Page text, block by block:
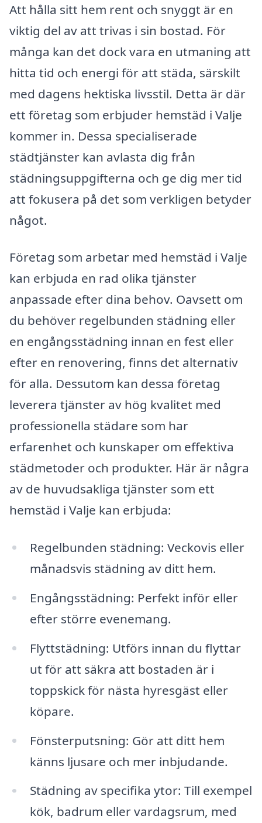
Att hålla sitt hem rent och snyggt är en
viktig del av att trivas i sin bostad. För
många kan det dock vara en utmaning att
hitta tid och energi för att städa, särskilt
med dagens hektiska livsstil. Detta är där
ett företag som erbjuder hemstäd i Valje
kommer in. Dessa specialiserade
städtjänster kan avlasta dig från
städningsuppgifterna och ge dig mer tid
att fokusera på det som verkligen betyder
något.
Företag som arbetar med hemstäd i Valje
kan erbjuda en rad olika tjänster
anpassade efter dina behov. Oavsett om
du behöver regelbunden städning eller
en engångsstädning innan en fest eller
efter en renovering, finns det alternativ
för alla. Dessutom kan dessa företag
leverera tjänster av hög kvalitet med
professionella städare som har
erfarenhet och kunskaper om effektiva
städmetoder och produkter. Här är några
av de huvudsakliga tjänster som ett
hemstäd i Valje kan erbjuda:
Regelbunden städning: Veckovis eller
månadsvis städning av ditt hem.
Engångsstädning: Perfekt inför eller
efter större evenemang.
Flyttstädning: Utförs innan du flyttar
ut för att säkra att bostaden är i
toppskick för nästa hyresgäst eller
köpare.
Fönsterputsning: Gör att ditt hem
känns ljusare och mer inbjudande.
Städning av specifika ytor: Till exempel
kök, badrum eller vardagsrum, med